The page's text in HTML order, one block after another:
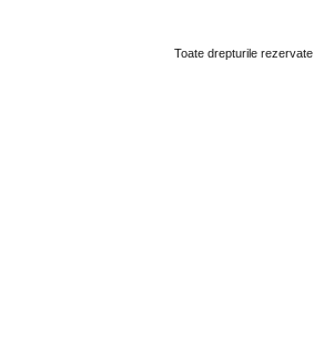
Toate drepturile rezervate